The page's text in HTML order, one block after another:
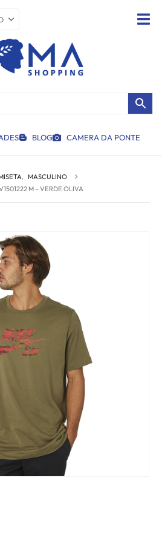
BLOG CAMERA DA PONTE
, MASCULINO
M – VERDE OLIVA